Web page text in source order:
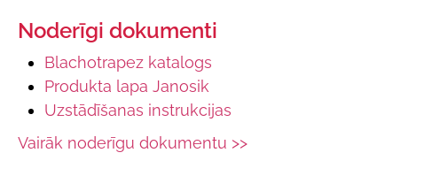
Noderīgi dokumenti
Blachotrapez katalogs
Produkta lapa Janosik
Uzstādīšanas instrukcijas
Vairāk noderīgu dokumentu >>